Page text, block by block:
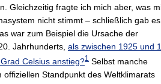
Gleichzeitig fragte ich mich aber, was
nicht stimmt – schließlich gab es
war zum Beispiel die Ursache der
Jahrhunderts, als zwischen 1925 und
Celsius anstieg?1
Selbst manche
offiziellen Standpunkt des Weltklimarats